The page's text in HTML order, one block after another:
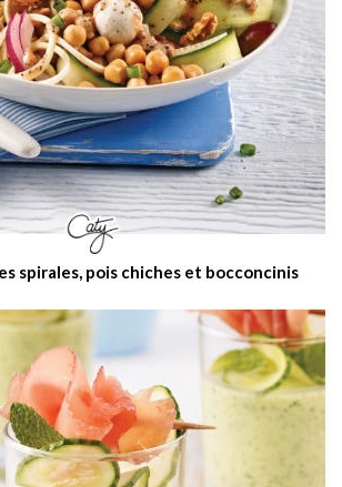
spirales, pois chiches et bocconcinis